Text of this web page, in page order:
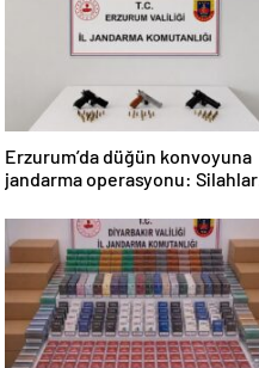
Erzurum’da düğün konvoyuna
jandarma operasyonu: Silahlar